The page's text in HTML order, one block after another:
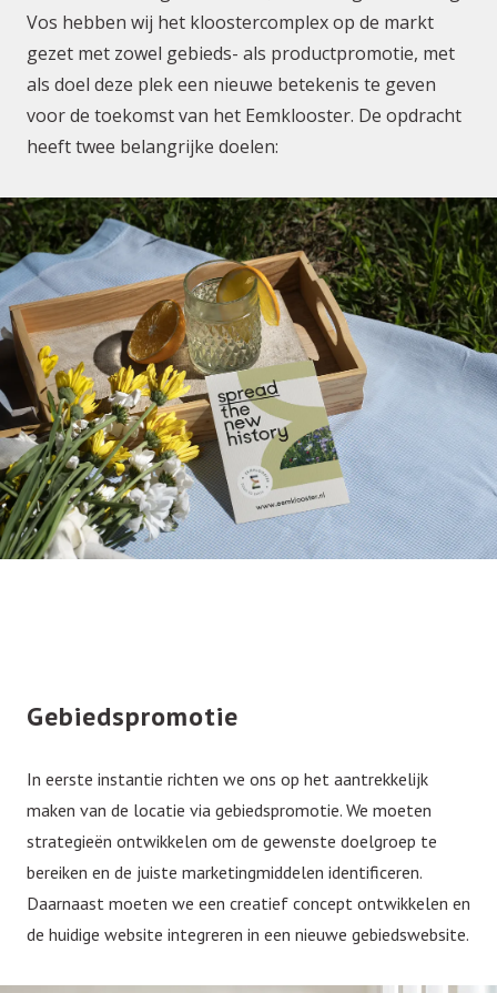
Vos hebben wij het kloostercomplex op de markt
gezet met zowel gebieds- als productpromotie, met
als doel deze plek een nieuwe betekenis te geven
voor de toekomst van het Eemklooster. De opdracht
heeft twee belangrijke doelen:
Gebiedspromotie
In eerste instantie richten we ons op het aantrekkelijk
maken van de locatie via gebiedspromotie. We moeten
strategieën ontwikkelen om de gewenste doelgroep te
bereiken en de juiste marketingmiddelen identificeren.
Daarnaast moeten we een creatief concept ontwikkelen en
de huidige website integreren in een nieuwe gebiedswebsite.